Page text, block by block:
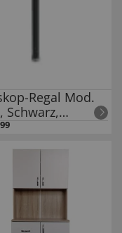
Regal Mod.
Schwarz,
99